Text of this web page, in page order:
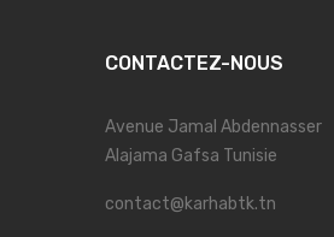
CONTACTEZ-NOUS
Avenue Jamal Abdennasser
Alajama Gafsa Tunisie
contact@karhabtk.tn